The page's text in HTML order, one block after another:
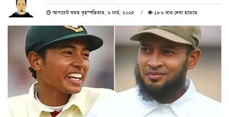
আপডেট সময় বৃহস্পতিবার, ৬ মার্চ, ২০২৫ ১৮৬ বার দেখা হয়েছে